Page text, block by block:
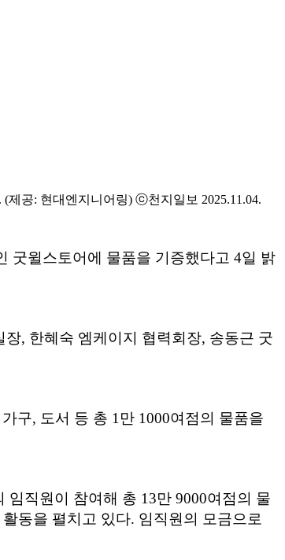
공: 현대엔지니어링) ⓒ천지일보 2025.11.04.
굿윌스토어에 물품을 기증했다고 4일 밝
, 한혜숙 엠케이지 협력회장, 송동근 굿
구, 도서 등 총 1만 1000여점의 물품을
직원이 참여해 총 13만 9000여점의 물
동을 펼치고 있다. 임직원의 모금으로